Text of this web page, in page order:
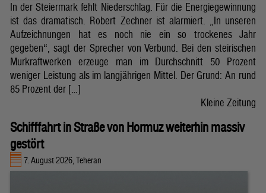
In der Steiermark fehlt Niederschlag. Für die Energiegewinnung
ist das dramatisch. Robert Zechner ist alarmiert. „In unseren
Aufzeichnungen hat es noch nie ein so trockenes Jahr
gegeben“, sagt der Sprecher von Verbund. Bei den steirischen
Murkraftwerken erzeuge man im Durchschnitt 50 Prozent
weniger Leistung als im langjährigen Mittel. Der Grund: An rund
85 Prozent der […]
Kleine Zeitung
Schifffahrt in Straße von Hormuz weiterhin massiv
gestört
7. August 2026, Teheran